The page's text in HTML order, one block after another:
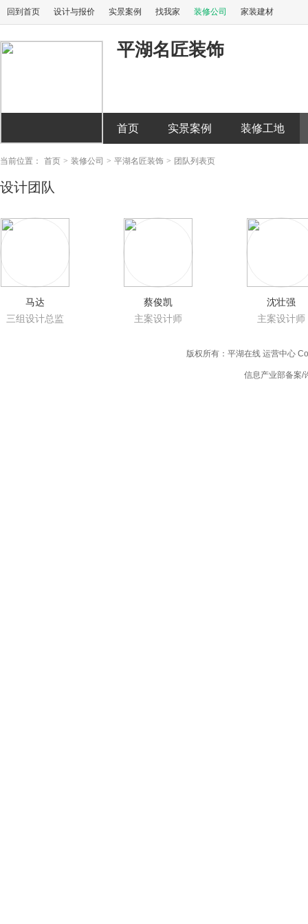
回到首页 设计与报价 实景案例 找我家 装修公司 家装建材
平湖名匠装饰
首页 实景案例 装修工地
当前位置： 首页 > 装修公司 > 平湖名匠装饰 > 团队列表页
设计团队
马达
三组设计总监
蔡俊凯
主案设计师
沈壮强
主案设计师
版权所有：平湖在线 运营中心
信息产业部备案/